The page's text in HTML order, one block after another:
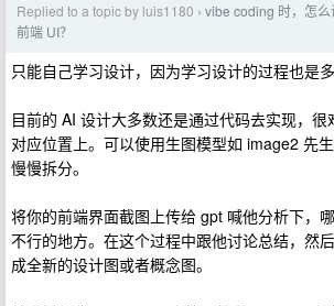
Replied to a topic by luis1180 › vibe coding 时，怎
前端 UI？
只能自己学习设计，因为学习设计的过程也是
目前的 AI 设计大多数还是通过代码去实现，
对应位置上。可以使用生图模型如 image2 先
慢慢拆分。
将你的前端界面截图上传给 gpt 喊他分析下，
不行的地方。在这个过程中跟他讨论总结，然
成全新的设计图或者概念图。